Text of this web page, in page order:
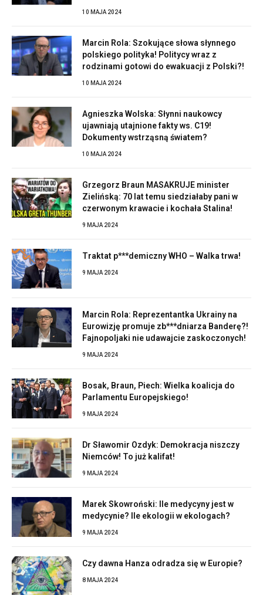
10 MAJA 2024
Marcin Rola: Szokujące słowa słynnego
polskiego polityka! Politycy wraz z
rodzinami gotowi do ewakuacji z Polski?!
10 MAJA 2024
Agnieszka Wolska: Słynni naukowcy
ujawniają utajnione fakty ws. C19!
Dokumenty wstrząsną światem?
10 MAJA 2024
Grzegorz Braun MASAKRUJE minister
Zielińską: 70 lat temu siedziałaby pani w
czerwonym krawacie i kochała Stalina!
9 MAJA 2024
Traktat p***demiczny WHO – Walka trwa!
9 MAJA 2024
Marcin Rola: Reprezentantka Ukrainy na
Eurowizję promuje zb***dniarza Banderę?!
Fajnopoljaki nie udawajcie zaskoczonych!
9 MAJA 2024
Bosak, Braun, Piech: Wielka koalicja do
Parlamentu Europejskiego!
9 MAJA 2024
Dr Sławomir Ozdyk: Demokracja niszczy
Niemców! To już kalifat!
9 MAJA 2024
Marek Skowroński: Ile medycyny jest w
medycynie? Ile ekologii w ekologach?
9 MAJA 2024
Czy dawna Hanza odradza się w Europie?
8 MAJA 2024